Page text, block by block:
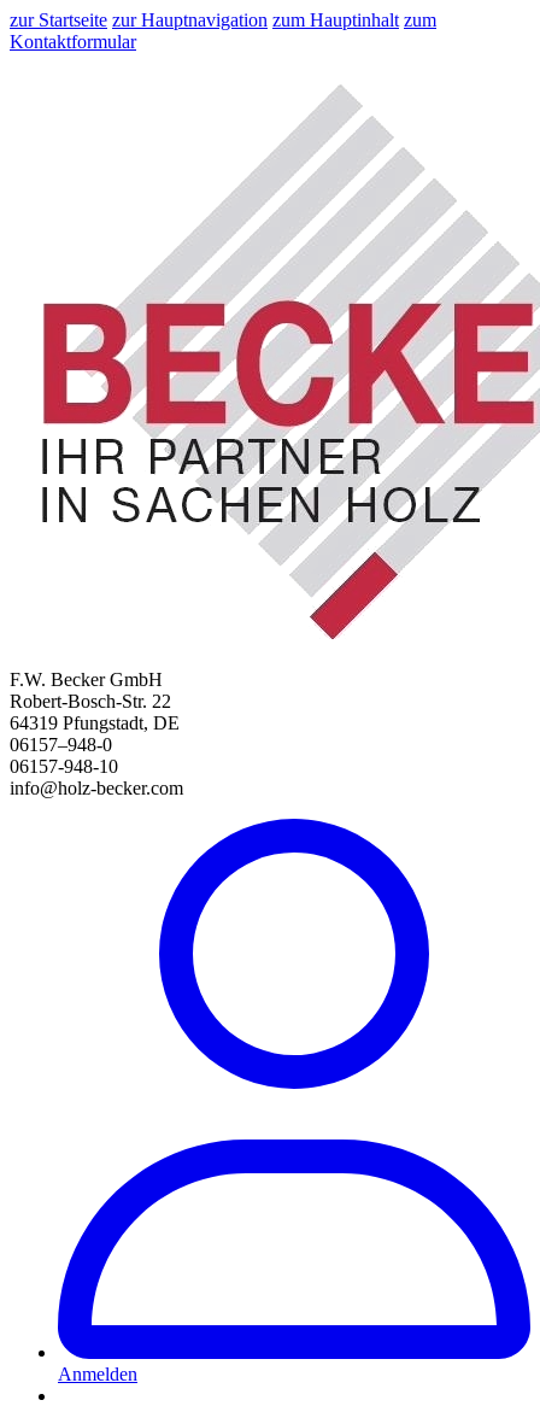
zur Startseite zur Hauptnavigation zum Hauptinhalt zum
Kontaktformular
F.W. Becker GmbH
Robert-Bosch-Str. 22
64319 Pfungstadt, DE
06157–948-0
06157-948-10
info@holz-becker.com
Anmelden